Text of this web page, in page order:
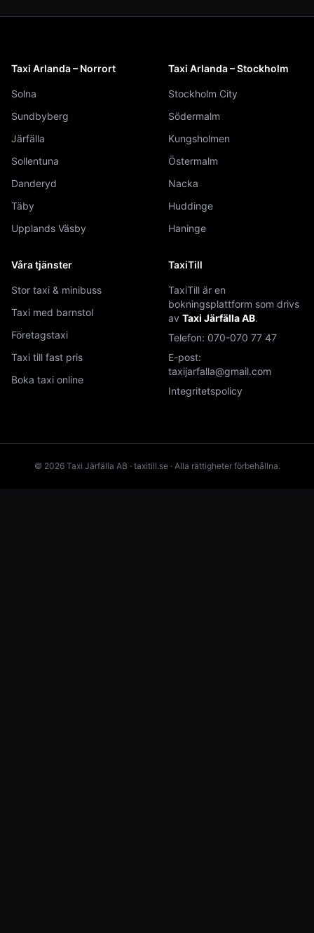
Taxi Arlanda – Norrort
Solna
Sundbyberg
Järfälla
Sollentuna
Danderyd
Täby
Upplands Väsby
Taxi Arlanda – Stockholm
Stockholm City
Södermalm
Kungsholmen
Östermalm
Nacka
Huddinge
Haninge
Våra tjänster
Stor taxi & minibuss
Taxi med barnstol
Företagstaxi
Taxi till fast pris
Boka taxi online
TaxiTill
TaxiTill är en
bokningsplattform som drivs
av Taxi Järfälla AB.
Telefon: 070-070 77 47
E-post:
taxijarfalla@gmail.com
Integritetspolicy
© 2026 Taxi Järfälla AB · taxitill.se · Alla rättigheter förbehållna.